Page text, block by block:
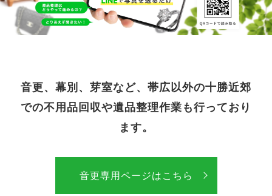
音更、幕別、芽室など、帯広以外の十勝近郊
での不用品回収や遺品整理作業も行っており
ます。
音更専用ページはこちら